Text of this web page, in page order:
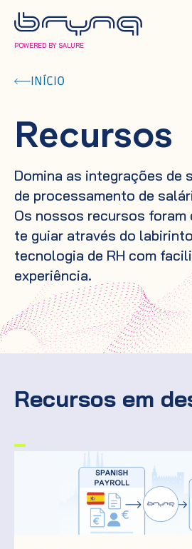
POWERED BY SALURE
INÍCIO
Recursos
Domina as integrações de
de processamento de
Os nossos recursos foram
te guiar através do
tecnologia de RH com
experiência.
Recursos em